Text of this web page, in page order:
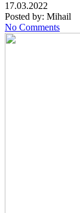
17.03.2022
Posted by: Mihail
No Comments